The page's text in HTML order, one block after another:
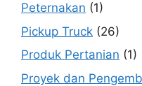
Peternakan (1)
Pickup Truck (26)
Produk Pertanian (1)
Proyek dan